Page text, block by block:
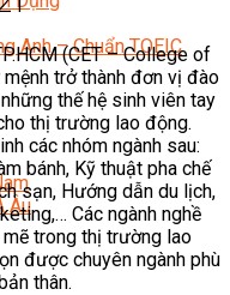
Anh – Chuẩn TOEIC
Âu
(CET – College of
trở thành đơn vị đào
thế hệ sinh viên tay
thị trường lao động.
các nhóm ngành sau:
bánh, Kỹ thuật pha chế
sạn, Hướng dẫn du lịch,
Các ngành nghề
trong thị trường lao
được chuyên ngành phù
thân.